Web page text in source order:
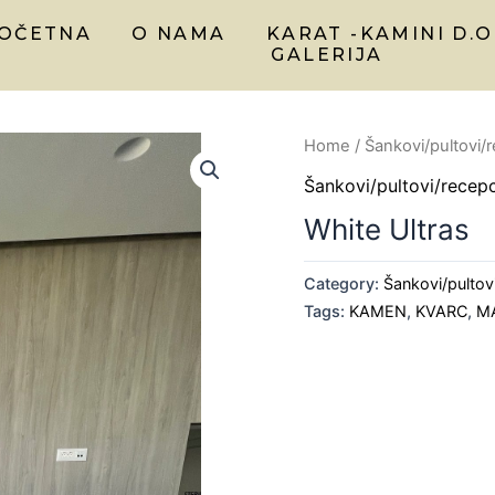
O NAMA
KARAT -KAMINI
GALERIJA
Home / Šankovi/pultovi/
Šankovi/pultovi/
White Ultras
Category: Šankovi/
Tags: KAMEN, KVARC,